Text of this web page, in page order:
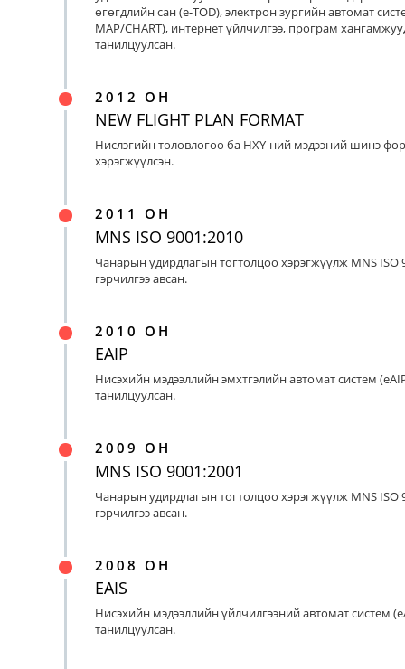
өгөгдлийн сан (e-TOD), электрон зургийн автомат
MAP/CHART), интернет үйлчилгээ, програм
танилцуулсан.
2012 ОН
NEW FLIGHT PLAN FORMAT
Нислэгийн төлөвлөгөө ба НХҮ-ний мэдээний шинэ
хэрэгжүүлсэн.
2011 ОН
MNS ISO 9001:2010
Чанарын удирдлагын тогтолцоо хэрэгжүүлж MNS ISO
гэрчилгээ авсан.
2010 ОН
EAIP
Нисэхийн мэдээллийн эмхтгэлийн автомат систем
танилцуулсан.
2009 ОН
MNS ISO 9001:2001
Чанарын удирдлагын тогтолцоо хэрэгжүүлж MNS ISO
гэрчилгээ авсан.
2008 ОН
EAIS
Нисэхийн мэдээллийн үйлчилгээний автомат систем
танилцуулсан.